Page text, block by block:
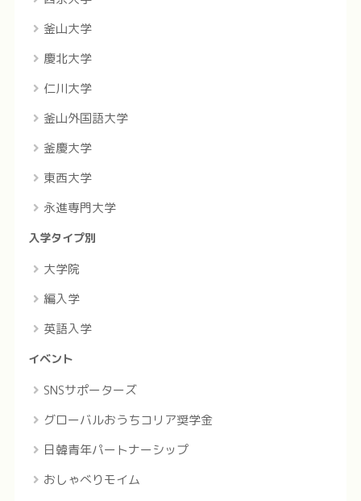
釜山大学
慶北大学
仁川大学
釜山外国語大学
釜慶大学
東西大学
永進専門大学
入学タイプ別
大学院
編入学
英語入学
イベント
SNSサポーターズ
グローバルおうちコリア奨学金
日韓青年パートナーシップ
おしゃべりモイム